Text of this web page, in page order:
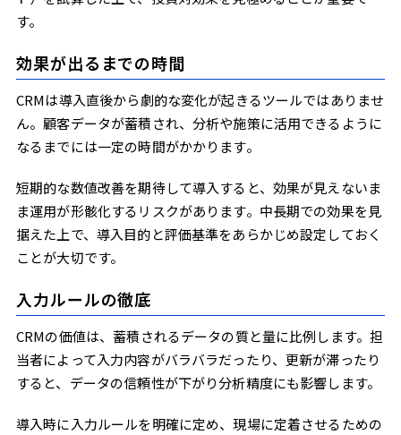
す。
効果が出るまでの時間
CRMは導入直後から劇的な変化が起きるツールではありませ
ん。顧客データが蓄積され、分析や施策に活用できるように
なるまでには一定の時間がかかります。
短期的な数値改善を期待して導入すると、効果が見えないま
ま運用が形骸化するリスクがあります。中長期での効果を見
据えた上で、導入目的と評価基準をあらかじめ設定しておく
ことが大切です。
入力ルールの徹底
CRMの価値は、蓄積されるデータの質と量に比例します。担
当者によって入力内容がバラバラだったり、更新が滞ったり
すると、データの信頼性が下がり分析精度にも影響します。
導入時に入力ルールを明確に定め、現場に定着させるための